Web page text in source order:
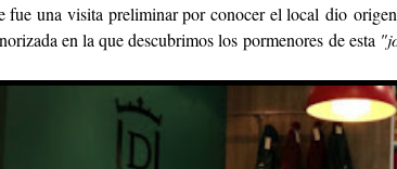
fue una visita preliminar por conocer el local dio
en la que descubrimos los pormenores de esta